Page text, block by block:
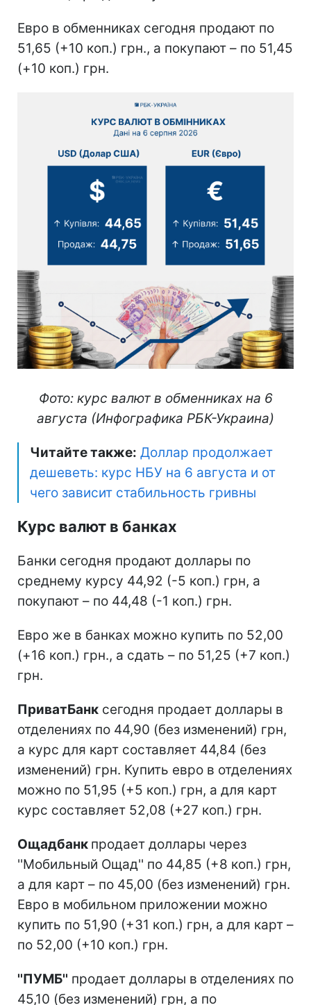
Евро в обменниках сегодня продают по
51,65 (+10 коп.) грн., а покупают – по 51,45
(+10 коп.) грн.
Фото: курс валют в обменниках на 6
августа (Инфографика РБК-Украина)
Читайте также: Доллар продолжает
дешеветь: курс НБУ на 6 августа и от
чего зависит стабильность гривны
Курс валют в банках
Банки сегодня продают доллары по
среднему курсу 44,92 (-5 коп.) грн, а
покупают – по 44,48 (-1 коп.) грн.
Евро же в банках можно купить по 52,00
(+16 коп.) грн., а сдать – по 51,25 (+7 коп.)
грн.
ПриватБанк сегодня продает доллары в
отделениях по 44,90 (без изменений) грн,
а курс для карт составляет 44,84 (без
изменений) грн. Купить евро в отделениях
можно по 51,95 (+5 коп.) грн, а для карт
курс составляет 52,08 (+27 коп.) грн.
Ощадбанк продает доллары через
''Мобильный Ощад'' по 44,85 (+8 коп.) грн,
а для карт – по 45,00 (без изменений) грн.
Евро в мобильном приложении можно
купить по 51,90 (+31 коп.) грн, а для карт –
по 52,00 (+10 коп.) грн.
''ПУМБ'' продает доллары в отделениях по
45,10 (без изменений) грн, а по